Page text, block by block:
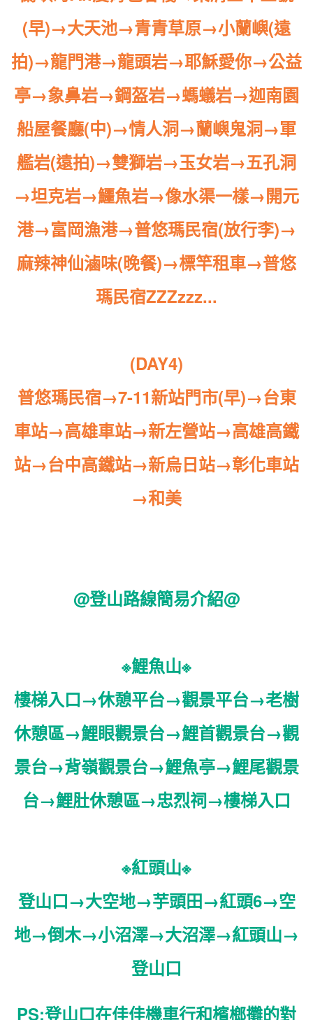
(早)→大天池→青青草原→小蘭嶼(遠
拍)→龍門港→龍頭岩→耶穌愛你→公益
亭→象鼻岩→鋼盔岩→螞蟻岩→迦南園
船屋餐廳(中)→情人洞→蘭嶼鬼洞→軍
艦岩(遠拍)→雙獅岩→玉女岩→五孔洞
→坦克岩→鱷魚岩→像水渠一樣→開元
港→富岡漁港→普悠瑪民宿(放行李)→
麻辣神仙滷味(晚餐)→標竿租車→普悠
瑪民宿ZZZzzz...
(DAY4)
普悠瑪民宿→7-11新站門市(早)→台東
車站→高雄車站→新左營站→高雄高鐵
站→台中高鐵站→新烏日站→彰化車站
→和美
@登山路線簡易介紹@
※鯉魚山※
樓梯入口→休憩平台→觀景平台→老樹
休憩區→鯉眼觀景台→鯉首觀景台→觀
景台→背嶺觀景台→鯉魚亭→鯉尾觀景
台→鯉肚休憩區→忠烈祠→樓梯入口
※紅頭山※
登山口→大空地→芋頭田→紅頭6→空
地→倒木→小沼澤→大沼澤→紅頭山→
登山口
PS:登山口在佳佳機車行和檳榔攤的對